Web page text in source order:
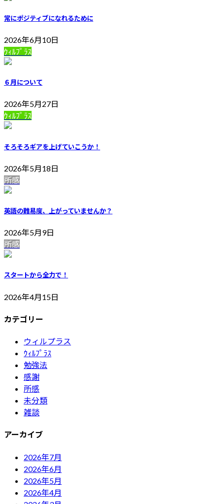
常にポジティブになれるために
2026年6月10日
ｳｨﾙﾌﾟﾗｽ
６月について
2026年5月27日
ｳｨﾙﾌﾟﾗｽ
そろそろギアを上げていこうか！
2026年5月18日
所感
英語の難易度、上がっていませんか？
2026年5月9日
所感
スタートから全力で！
2026年4月15日
カテゴリー
ウィルプラス
ｳｨﾙﾌﾟﾗｽ
勉強法
感謝
所感
未分類
雑談
アーカイブ
2026年7月
2026年6月
2026年5月
2026年4月